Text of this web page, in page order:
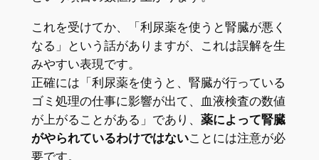
これを受けてか、「利尿薬を使うと腎臓が悪く
なる」という話がありますが、これは誤解を生
みやすい表現です。
正確には「利尿薬を使うと、腎臓が行っている
ゴミ処理の仕事に影響が出て、血液検査の数値
が上がることがある」であり、 薬によって腎臓
がやられているわけではないことには注意が必
要です。